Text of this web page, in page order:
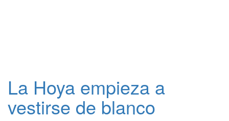
La Hoya empieza a
vestirse de blanco